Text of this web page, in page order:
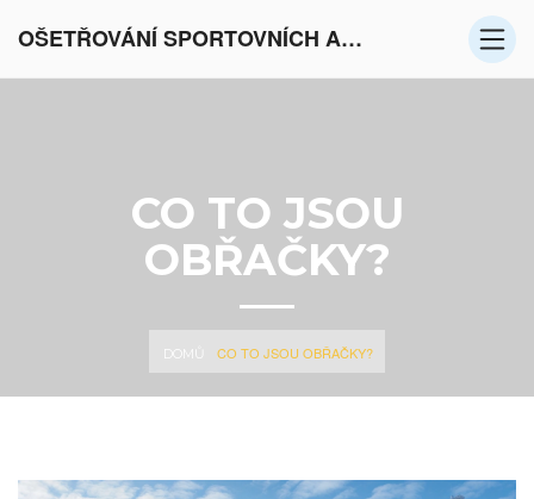
OŠETŘOVÁNÍ SPORTOVNÍCH AKTIVIT V EVROPĚ
CO TO JSOU
OBŘAČKY?
DOMŮ CO TO JSOU OBŘAČKY?